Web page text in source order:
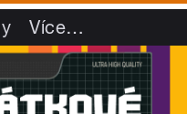
Více…